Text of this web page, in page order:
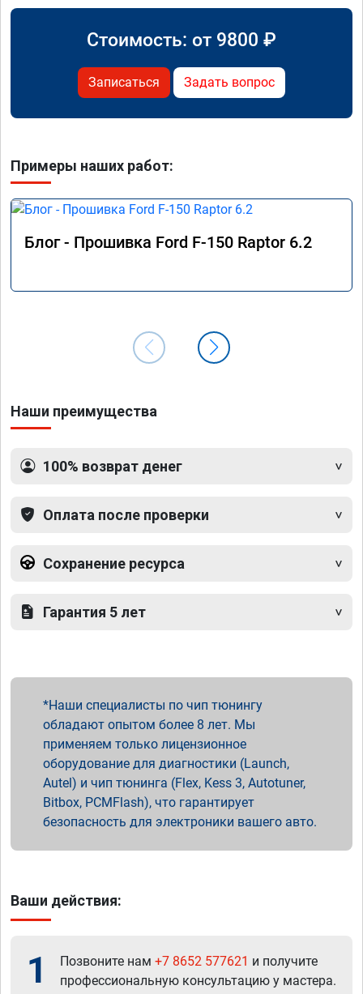
Стоимость: от 9800 ₽
Записаться Задать вопрос
Примеры наших работ:
Блог - Прошивка Ford F-150 Raptor 6.2
Наши преимущества
100% возврат денег
Оплата после проверки
Сохранение ресурса
Гарантия 5 лет
Наши специалисты по чип тюнингу
обладают опытом более 8 лет. Мы
применяем только лицензионное
оборудование для диагностики (Launch,
Autel) и чип тюнинга (Flex, Kess 3, Autotuner,
Bitbox, PCMFlash), что гарантирует
безопасность для электроники вашего авто.
Ваши действия:
1 Позвоните нам +7 8652 577621 и получите
профессиональную консультацию у мастера.